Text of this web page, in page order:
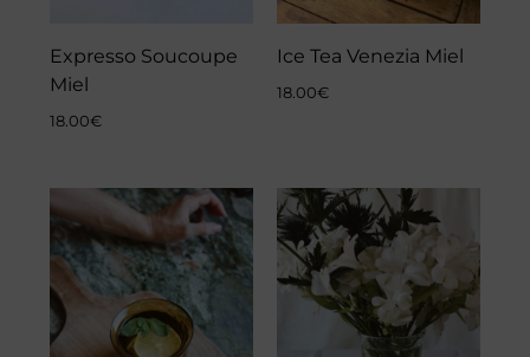
Expresso Soucoupe
Miel
18.00€
Ice Tea Venezia Miel
18.00€